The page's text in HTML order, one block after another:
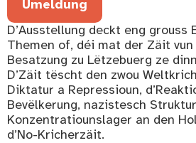
Umeldung
D’Ausstellung deckt eng grouss
Themen of, déi mat der Zäit
Besatzung zu Lëtzebuerg ze
D’Zäit tëscht den zwou
Diktatur a Repressioun,
Bevëlkerung, nazistesch
Konzentratiounslager an den
d’No-Kricherzäit.